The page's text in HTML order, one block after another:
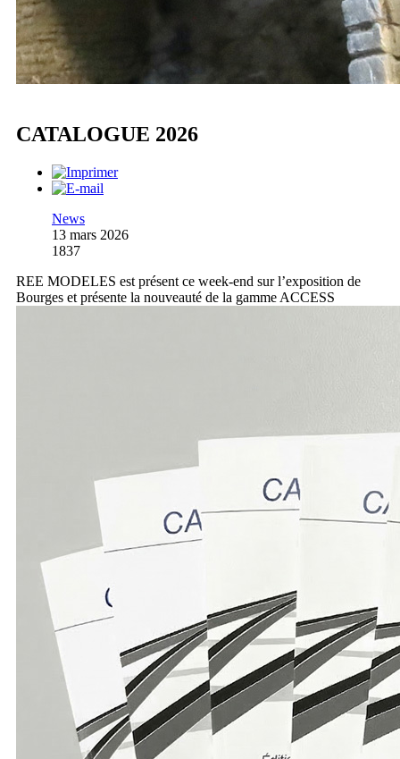
CATALOGUE 2026
News
13 mars 2026
1837
REE MODELES est présent ce week-end sur l’exposition de
Bourges et présente la nouveauté de la gamme ACCESS